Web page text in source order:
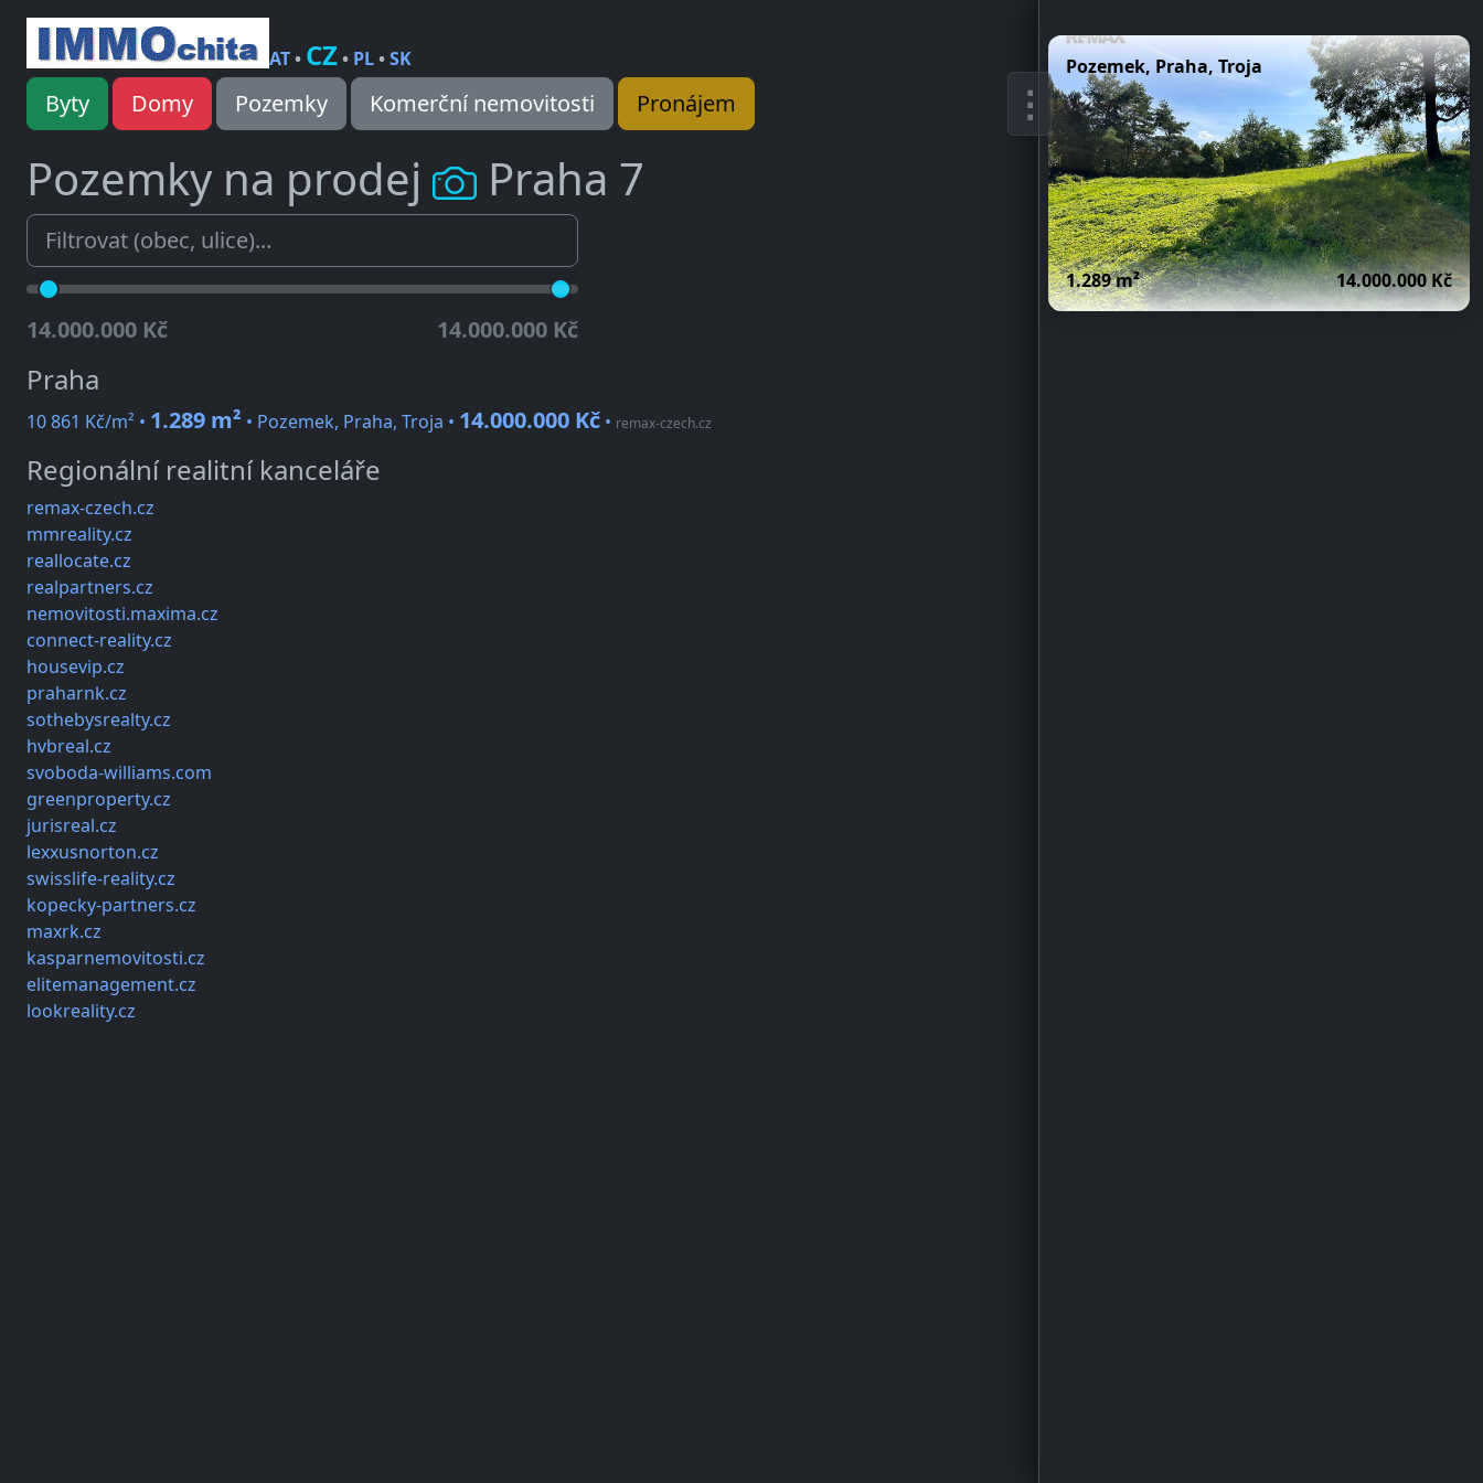
AT• CZ• PL•SK
Byty Domy Pozemky Komerční nemovitosti Pronájem
Pozemky na prodej Praha 7
14.000.000 Kč 14.000.000 Kč
Praha
10 861 Kč/m² • 1.289 m² • Pozemek, Praha, Troja • 14.000.000 Kč • remax-czech.cz
Regionální realitní kanceláře
remax-czech.cz
mmreality.cz
reallocate.cz
realpartners.cz
nemovitosti.maxima.cz
connect-reality.cz
housevip.cz
praharnk.cz
sothebysrealty.cz
hvbreal.cz
svoboda-williams.com
greenproperty.cz
jurisreal.cz
lexxusnorton.cz
swisslife-reality.cz
kopecky-partners.cz
maxrk.cz
kasparnemovitosti.cz
elitemanagement.cz
lookreality.cz